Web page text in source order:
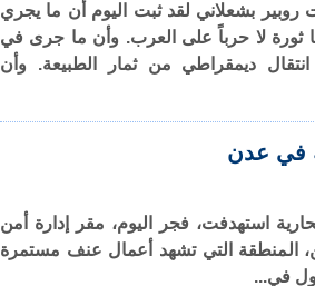
روبير بشعلاني لقد ثبت اليوم أن ما يجري
ثورة لا حرباً على العرب. وأن ما جرى في
انتقال ديمقراطي من ثمار الطبيعة. وأن
في عدن
استهدفت، فجر اليوم، مقر إدارة أمن
المنطقة التي تشهد أعمال عنف مستمرة
في...